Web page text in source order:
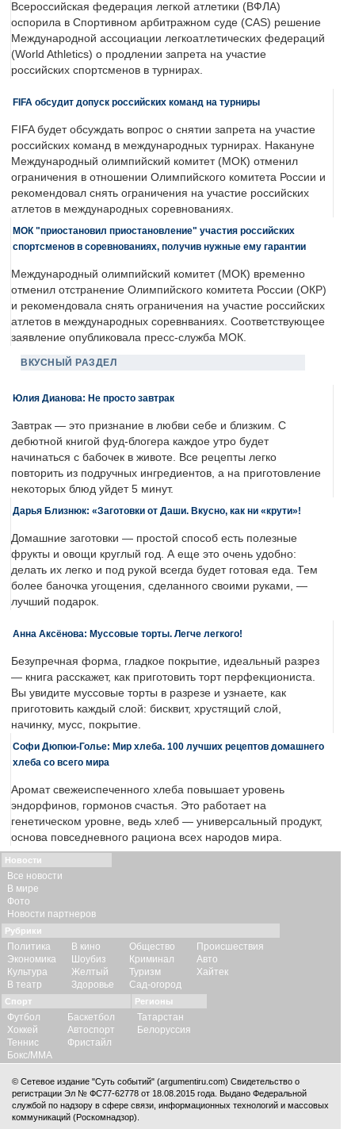
Всероссийская федерация легкой атлетики (ВФЛА)
оспорила в Спортивном арбитражном суде (CAS) решение
Международной ассоциации легкоатлетических федераций
(World Athletics) о продлении запрета на участие
российских спортсменов в турнирах.
FIFA обсудит допуск российских команд на турниры
FIFA будет обсуждать вопрос о снятии запрета на участие
российских команд в международных турнирах. Накануне
Международный олимпийский комитет (МОК) отменил
ограничения в отношении Олимпийского комитета России и
рекомендовал снять ограничения на участие российских
атлетов в международных соревнованиях.
МОК "приостановил приостановление" участия российских
спортсменов в соревнованиях, получив нужные ему гарантии
Международный олимпийский комитет (МОК) временно
отменил отстранение Олимпийского комитета России (ОКР)
и рекомендовала снять ограничения на участие российских
атлетов в международных соревнваниях. Соответствующее
заявление опубликовала пресс-служба МОК.
ВКУСНЫЙ РАЗДЕЛ
Юлия Дианова: Не просто завтрак
Завтрак — это признание в любви себе и близким. С
дебютной книгой фуд-блогера каждое утро будет
начинаться с бабочек в животе. Все рецепты легко
повторить из подручных ингредиентов, а на приготовление
некоторых блюд уйдет 5 минут.
Дарья Близнюк: «Заготовки от Даши. Вкусно, как ни «крути»!
Домашние заготовки — простой способ есть полезные
фрукты и овощи круглый год. А еще это очень удобно:
делать их легко и под рукой всегда будет готовая еда. Тем
более баночка угощения, сделанного своими руками, —
лучший подарок.
Анна Аксёнова: Муссовые торты. Легче легкого!
Безупречная форма, гладкое покрытие, идеальный разрез
— книга расскажет, как приготовить торт перфекциониста.
Вы увидите муссовые торты в разрезе и узнаете, как
приготовить каждый слой: бисквит, хрустящий слой,
начинку, мусс, покрытие.
Софи Дюпюи-Голье: Мир хлеба. 100 лучших рецептов домашнего
хлеба со всего мира
Аромат свежеиспеченного хлеба повышает уровень
эндорфинов, гормонов счастья. Это работает на
генетическом уровне, ведь хлеб — универсальный продукт,
основа повседневного рациона всех народов мира.
Новости
Все новости
В мире
Фото
Новости партнеров
Рубрики
Политика
Экономика
Культура
В театр
В кино
Шоубиз
Желтый
Здоровье
Общество
Криминал
Туризм
Сад-огород
Происшествия
Авто
Хайтек
Спорт
Футбол
Хоккей
Теннис
Бокс/ММА
Баскетбол
Автоспорт
Фристайл
Регионы
Татарстан
Белоруссия
© Сетевое издание "Суть событий" (argumentiru.com) Свидетельство о
регистрации Эл № ФС77-62778 от 18.08.2015 года. Выдано Федеральной
службой по надзору в сфере связи, информационных технологий и массовых
коммуникаций (Роскомнадзор).